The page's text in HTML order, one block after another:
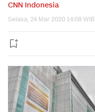
CNN Indonesia
Selasa, 24 Mar 2020 14:08 WIB